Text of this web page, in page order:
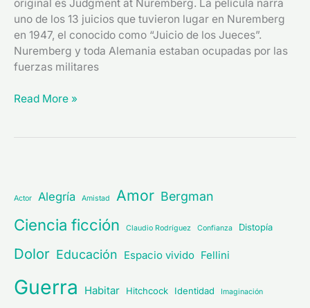
original es Judgment at Nuremberg. La película narra
uno de los 13 juicios que tuvieron lugar en Nuremberg
en 1947, el conocido como “Juicio de los Jueces”.
Nuremberg y toda Alemania estaban ocupadas por las
fuerzas militares
Read More »
Actor Alegría Amistad Amor Bergman
Ciencia ficción Claudio Rodríguez Confianza Distopía
Dolor Educación Espacio vivido Fellini
Guerra Habitar Hitchcock Identidad Imaginación